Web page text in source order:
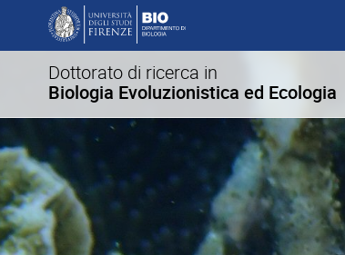
Dottorato di ricerca in
Biologia Evoluzionistica ed Ecologia